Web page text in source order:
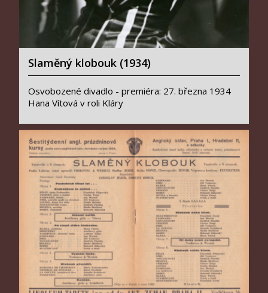
Slaměný klobouk (1934)
Osvobozené divadlo - premiéra: 27. března 1934
Hana Vítová v roli Kláry